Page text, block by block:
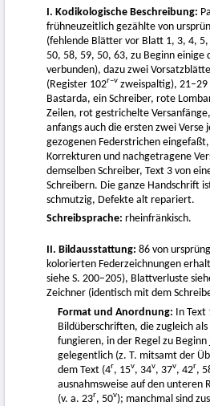
I. Kodikologische Beschreibung:
frühneuzeitlich gezählte von
(fehlende Blätter vor Blatt 1, 3, 4,
50, 58, 59, 50, 63, zu Beginn
verbunden), dazu zwei
(Register 102r–v zweispaltig), 21–29
Bastarda, ein Schreiber, rote
Zeilen, rot gestrichelte
anfangs auch die ersten zwei Verse
gezogenen Federstrichen
Korrekturen und nachgetragene
demselben Schreiber, Text 3 von
Schreibern. Die ganze Handschrift
schmutzig, Defekte alt repariert.
Schreibsprache: rheinfränkisch.
II. Bildausstattung: 86 von
kolorierten Federzeichnungen
siehe S. 200–205), Blattverluste
Zeichner (identisch mit dem
Format und Anordnung: In
Bildüberschriften, die zugleich
fungieren, in der Regel zu Beginn
gelegentlich (z. T. mitsamt der
dem Text (4r, 15v, 34v, 37v, 42r,
ausnahmsweise auf den unteren
(v. a. 23r, 50v); manchmal sind